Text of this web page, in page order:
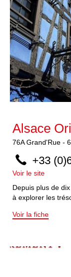
Alsace
76A Grand'Rue -
+33
Voir le site
Depuis plus de
à explorer les
Voir la fiche